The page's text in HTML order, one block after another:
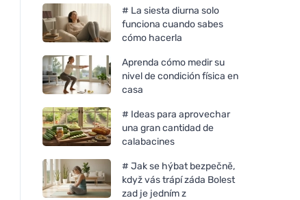
# La siesta diurna solo
funciona cuando sabes
cómo hacerla
Aprenda cómo medir su
nivel de condición física en
casa
# Ideas para aprovechar
una gran cantidad de
calabacines
# Jak se hýbat bezpečně,
když vás trápí záda Bolest
zad je jedním z